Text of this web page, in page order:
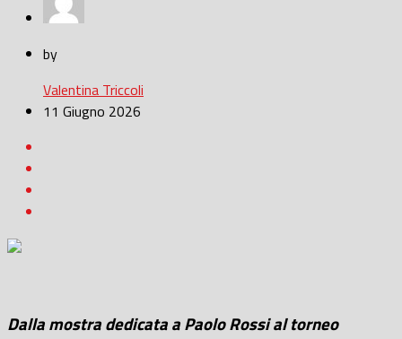
by
Valentina Triccoli
11 Giugno 2026
Dalla mostra dedicata a Paolo Rossi al torneo